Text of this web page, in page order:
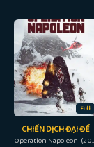
Full
CHIẾN DỊCH ĐẠI ĐẾ
Operation